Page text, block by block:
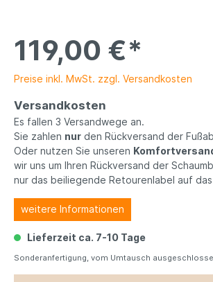
119,00 €*
Preise inkl. MwSt. zzgl. Versandkosten
Versandkosten
Es fallen 3 Versandwege an.
Sie zahlen nur den Rückversand der
Oder nutzen Sie unseren
wir uns um Ihren Rückversand der
nur das beiliegende Retourenlabel auf
weitere Informationen
Lieferzeit ca. 7-10 Tage
Sonderanfertigung, vom Umtausch